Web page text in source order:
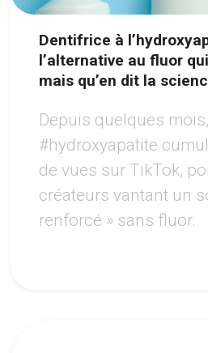
Dentifrice à
l’alternative au fluor
mais qu’en dit la
Depuis quelques
#hydroxyapatite
de vues sur TikTok,
créateurs vantant un
renforcé » sans fluor.